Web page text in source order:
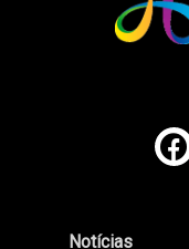
Notícias